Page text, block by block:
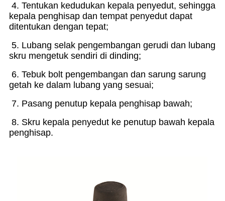
4. Tentukan kedudukan kepala penyedut, sehingga
kepala penghisap dan tempat penyedut dapat
ditentukan dengan tepat;
5. Lubang selak pengembangan gerudi dan lubang
skru mengetuk sendiri di dinding;
6. Tebuk bolt pengembangan dan sarung sarung
getah ke dalam lubang yang sesuai;
7. Pasang penutup kepala penghisap bawah;
8. Skru kepala penyedut ke penutup bawah kepala
penghisap.